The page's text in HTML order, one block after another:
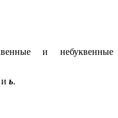
и небуквенные
иь.